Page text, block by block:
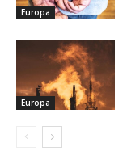
Europa
Europa